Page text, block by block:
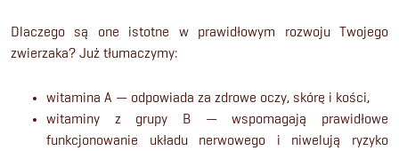
Dlaczego są one istotne w prawidłowym rozwoju Twojego
zwierzaka? Już tłumaczymy:
witamina A — odpowiada za zdrowe oczy, skórę i kości,
witaminy z grupy B — wspomagają prawidłowe
funkcjonowanie układu nerwowego i niwelują ryzyko